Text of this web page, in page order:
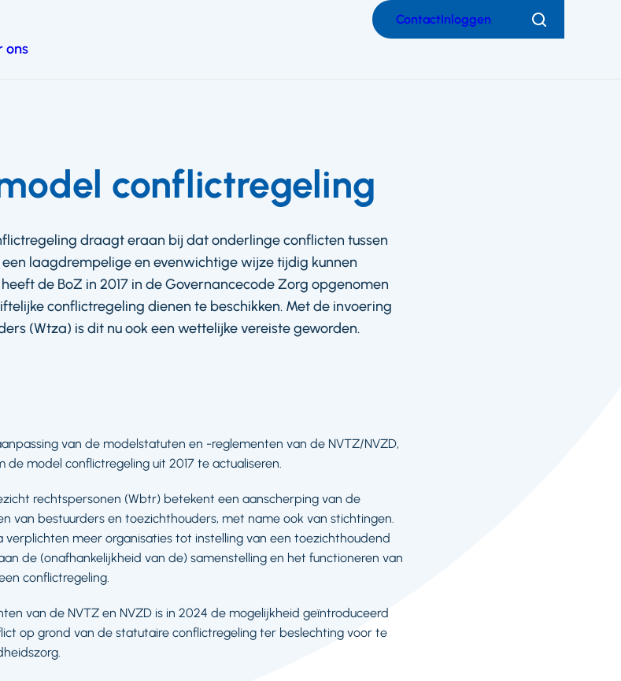
ons
ContactInloggen Zoeken
conflictregeling
draagt eraan bij dat onderlinge conflicten tussen
laagdrempelige en evenwichtige wijze tijdig kunnen
de BoZ in 2017 in de Governancecode Zorg opgenomen
conflictregeling dienen te beschikken. Met de invoering
(Wtza) is dit nu ook een wettelijke vereiste geworden.
van de modelstatuten en -reglementen van de NVTZ/NVZD,
model conflictregeling uit 2017 te actualiseren.
rechtspersonen (Wbtr) betekent een aanscherping van de
van bestuurders en toezichthouders, met name ook van stichtingen.
verplichten meer organisaties tot instelling van een toezichthoudend
de (onafhankelijkheid van de) samenstelling en het functioneren van
conflictregeling.
van de NVTZ en NVZD is in 2024 de mogelijkheid geïntroduceerd
op grond van de statutaire conflictregeling ter beslechting voor te